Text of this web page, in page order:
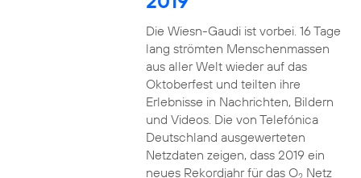
Die Wiesn-Gaudi ist vorbei. 16 Tage
lang strömten Menschenmassen
aus aller Welt wieder auf das
Oktoberfest und teilten ihre
Erlebnisse in Nachrichten, Bildern
und Videos. Die von Telefónica
Deutschland ausgewerteten
Netzdaten zeigen, dass 2019 ein
neues Rekordjahr für das O Netz